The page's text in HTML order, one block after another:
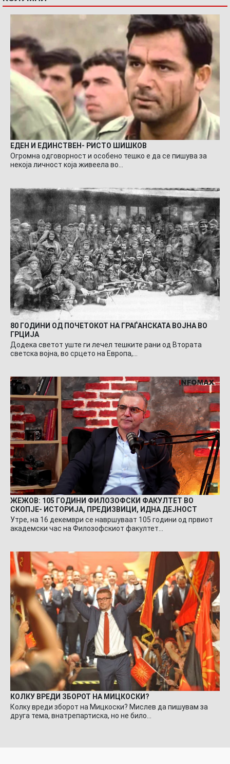
ЕДЕН И ЕДИНСТВЕН- РИСТО ШИШКОВ
Огромна одговорност и особено тешко е да се пишува за
некоја личност која живеела во…
80 ГОДИНИ ОД ПОЧЕТОКОТ НА ГРАЃАНСКАТА ВОЈНА ВО
ГРЦИЈА
Додека светот уште ги лечел тешките рани од Втората
светска војна, во срцето на Европа,…
ЖЕЖОВ: 105 ГОДИНИ ФИЛОЗОФСКИ ФАКУЛТЕТ ВО
СКОПЈЕ- ИСТОРИЈА, ПРЕДИЗВИЦИ, ИДНА ДЕЈНОСТ
Утре, на 16 декември се навршуваат 105 години од првиот
академски час на Филозофскиот факултет…
КОЛКУ ВРЕДИ ЗБОРОТ НА МИЦКОСКИ?
Колку вреди зборот на Мицкоски? Мислев да пишувам за
друга тема, внатрепартиска, но не било…